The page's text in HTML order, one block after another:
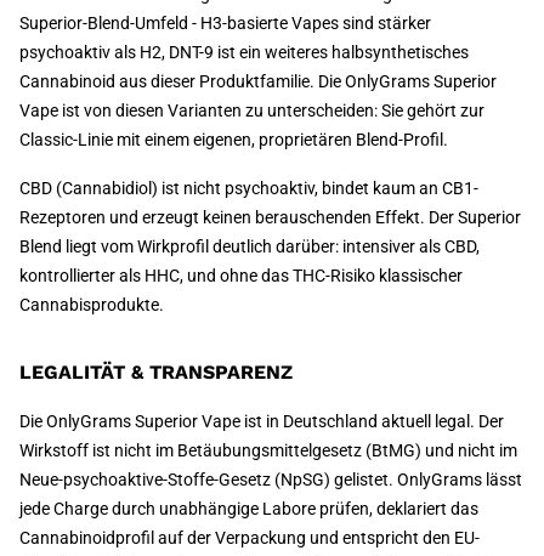
Superior-Blend-Umfeld - H3-basierte Vapes sind stärker
psychoaktiv als H2, DNT-9 ist ein weiteres halbsynthetisches
Cannabinoid aus dieser Produktfamilie. Die OnlyGrams Superior
Vape ist von diesen Varianten zu unterscheiden: Sie gehört zur
Classic-Linie mit einem eigenen, proprietären Blend-Profil.
CBD (Cannabidiol) ist nicht psychoaktiv, bindet kaum an CB1-
Rezeptoren und erzeugt keinen berauschenden Effekt. Der Superior
Blend liegt vom Wirkprofil deutlich darüber: intensiver als CBD,
kontrollierter als HHC, und ohne das THC-Risiko klassischer
Cannabisprodukte.
LEGALITÄT & TRANSPARENZ
Die OnlyGrams Superior Vape ist in Deutschland aktuell legal. Der
Wirkstoff ist nicht im Betäubungsmittelgesetz (BtMG) und nicht im
Neue-psychoaktive-Stoffe-Gesetz (NpSG) gelistet. OnlyGrams lässt
jede Charge durch unabhängige Labore prüfen, deklariert das
Cannabinoidprofil auf der Verpackung und entspricht den EU-